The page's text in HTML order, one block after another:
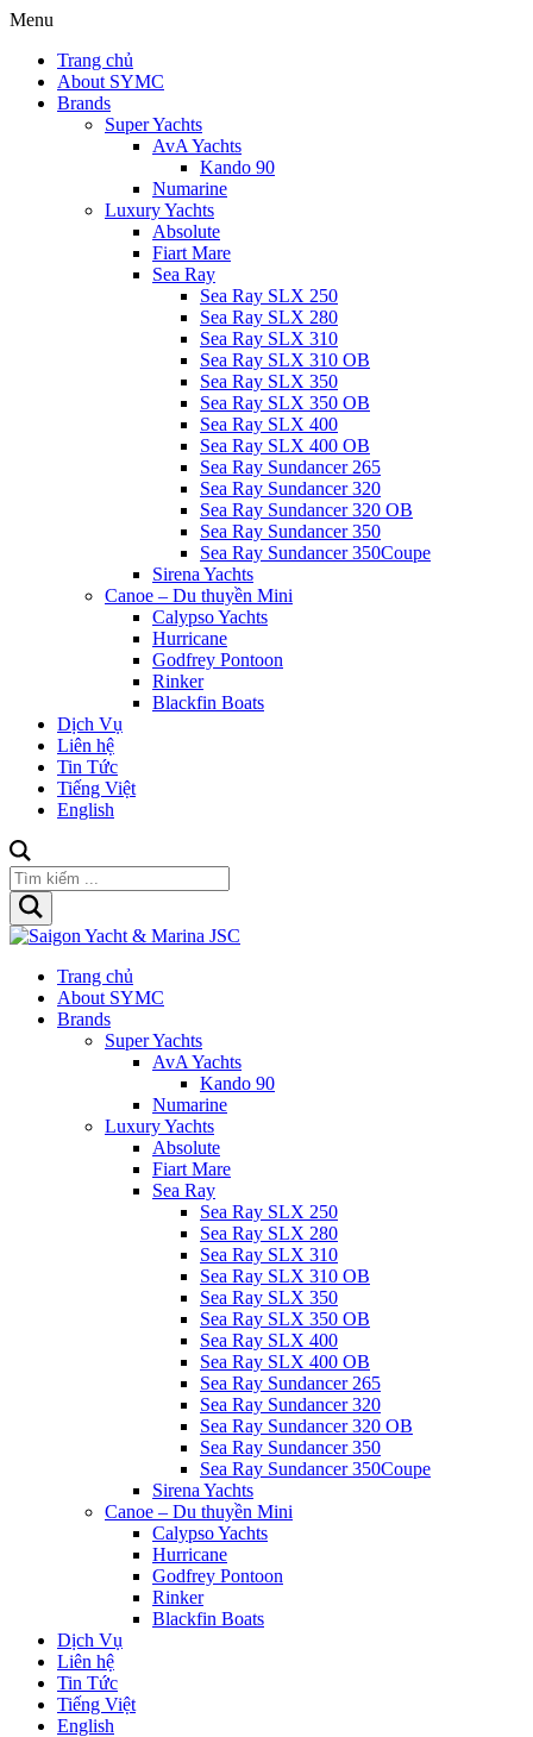
Menu
Trang chủ
About SYMC
Brands
Super Yachts
AvA Yachts
Kando 90
Numarine
Luxury Yachts
Absolute
Fiart Mare
Sea Ray
Sea Ray SLX 250
Sea Ray SLX 280
Sea Ray SLX 310
Sea Ray SLX 310 OB
Sea Ray SLX 350
Sea Ray SLX 350 OB
Sea Ray SLX 400
Sea Ray SLX 400 OB
Sea Ray Sundancer 265
Sea Ray Sundancer 320
Sea Ray Sundancer 320 OB
Sea Ray Sundancer 350
Sea Ray Sundancer 350Coupe
Sirena Yachts
Canoe – Du thuyền Mini
Calypso Yachts
Hurricane
Godfrey Pontoon
Rinker
Blackfin Boats
Dịch Vụ
Liên hệ
Tin Tức
Tiếng Việt
English
Trang chủ
About SYMC
Brands
Super Yachts
AvA Yachts
Kando 90
Numarine
Luxury Yachts
Absolute
Fiart Mare
Sea Ray
Sea Ray SLX 250
Sea Ray SLX 280
Sea Ray SLX 310
Sea Ray SLX 310 OB
Sea Ray SLX 350
Sea Ray SLX 350 OB
Sea Ray SLX 400
Sea Ray SLX 400 OB
Sea Ray Sundancer 265
Sea Ray Sundancer 320
Sea Ray Sundancer 320 OB
Sea Ray Sundancer 350
Sea Ray Sundancer 350Coupe
Sirena Yachts
Canoe – Du thuyền Mini
Calypso Yachts
Hurricane
Godfrey Pontoon
Rinker
Blackfin Boats
Dịch Vụ
Liên hệ
Tin Tức
Tiếng Việt
English